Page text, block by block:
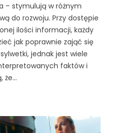
– stymulują w różnym
do rozwoju. Przy dostępie
ilości informacji, każdy
jak poprawnie zająć się
jednak jest wiele
faktów i
że...